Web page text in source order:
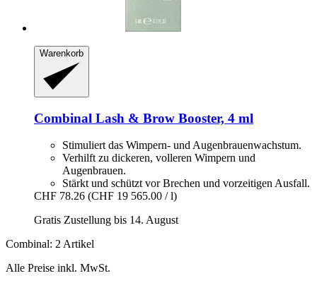
Warenkorb
Combinal Lash & Brow Booster, 4 ml
Stimuliert das Wimpern- und Augenbrauenwachstum.
Verhilft zu dickeren, volleren Wimpern und
Augenbrauen.
Stärkt und schützt vor Brechen und vorzeitigen Ausfall.
CHF 78.26 (CHF 19 565.00 / l)
Gratis Zustellung bis 14. August
Combinal: 2 Artikel
Alle Preise inkl. MwSt.